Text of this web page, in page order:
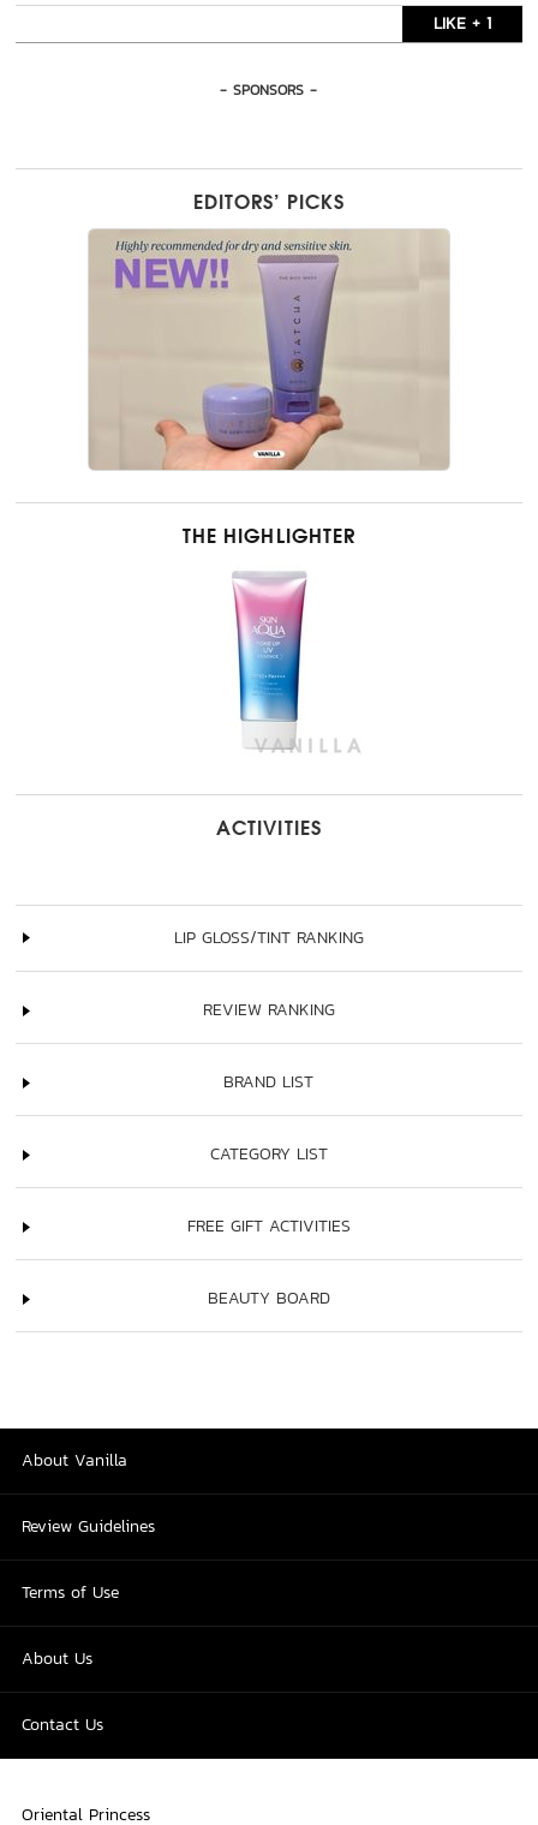
LIKE + 1
- SPONSORS -
EDITORS’ PICKS
THE HIGHLIGHTER
ACTIVITIES
LIP GLOSS/TINT RANKING
REVIEW RANKING
BRAND LIST
CATEGORY LIST
FREE GIFT ACTIVITIES
BEAUTY BOARD
About Vanilla
Review Guidelines
Terms of Use
About Us
Contact Us
Oriental Princess